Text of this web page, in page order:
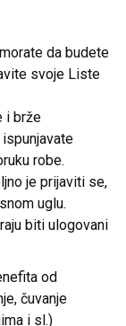
da budete
svoje Liste
i brže
robe.
je prijaviti se,
uglu.
biti ulogovani
od
čuvanje
i sl.)